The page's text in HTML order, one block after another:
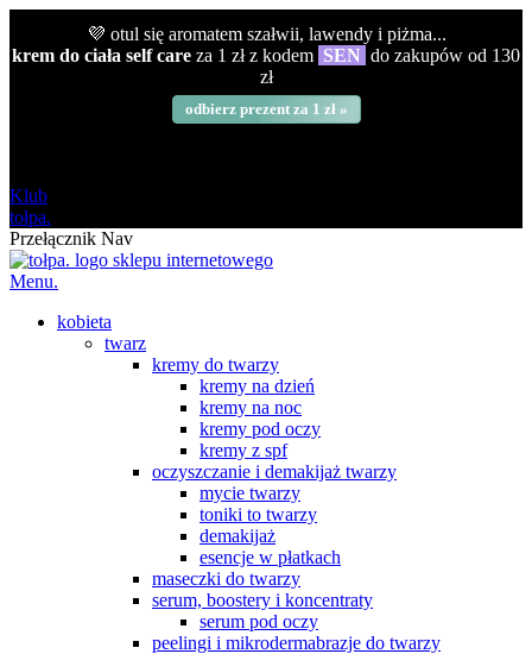
💜 otul się aromatem szałwii, lawendy i piżma...
krem do ciała self care za 1 zł z kodem SEN do zakupów od 130
zł
odbierz prezent za 1 zł »
Klub
tołpa.
Przełącznik Nav
Menu.
kobieta
twarz
kremy do twarzy
kremy na dzień
kremy na noc
kremy pod oczy
kremy z spf
oczyszczanie i demakijaż twarzy
mycie twarzy
toniki to twarzy
demakijaż
esencje w płatkach
maseczki do twarzy
serum, boostery i koncentraty
serum pod oczy
peelingi i mikrodermabrazje do twarzy